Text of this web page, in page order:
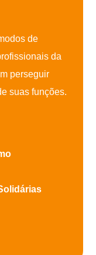
de
da
perseguir
suas funções.